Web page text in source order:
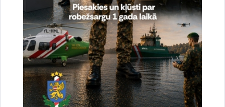
Vai šī informācija bija noderīga?
Sniegt atsauksmi
Esi pirmais, kas uzzina!